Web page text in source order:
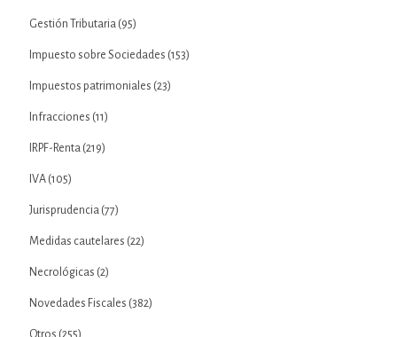
Gestión Tributaria (95)
Impuesto sobre Sociedades (153)
Impuestos patrimoniales (23)
Infracciones (11)
IRPF-Renta (219)
IVA (105)
Jurisprudencia (77)
Medidas cautelares (22)
Necrológicas (2)
Novedades Fiscales (382)
Otros (255)